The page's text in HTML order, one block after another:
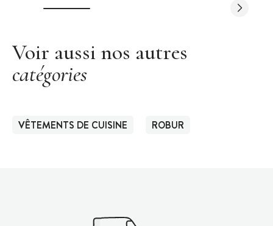
Voir aussi nos autres
catégories
VÊTEMENTS DE CUISINE ROBUR